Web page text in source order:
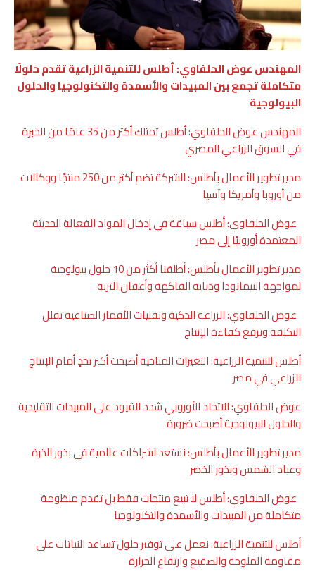
المهندس عوض الحلفاوي: أطلس للتنمية الزراعية تقدم حلولًا
متكاملة تجمع بين المبيدات والأسمدة والتكنولوجيا والحلول
البيولوجية
المهندس عوض الحلفاوي: أطلس تمتلك أكثر من 35 عامًا من الخبرة
في السوق الزراعي المصري
مدير تطوير الأعمال بأطلس: الشركة تضم أكثر من 250 منتجًا ووكالات
من أوروبا وأمريكا وآسيا
عوض الحلفاوي: أطلس سباقة في إدخال المواد الفعالة الحديثة
المعتمدة أوروبيًا إلى مصر
مدير تطوير الأعمال بأطلس: أطلقنا أكثر من 10 حلول بيولوجية
لمواجهة النيماتودا وذبابة الفاكهة وأعفان التربة
عوض الحلفاوي: الزراعة الذكية وتقنيات الأقمار الصناعية تقلل
التكلفة وترفع كفاءة الإنتاج
أطلس للتنمية الزراعية: التغيرات المناخية أصبحت أكبر تحدٍ أمام الإنتاج
الزراعي في مصر
عوض الحلفاوي: الاتحاد الأوروبي شدد القيود على المبيدات التقليدية
والحلول البيولوجية أصبحت ضرورة
مدير تطوير الأعمال بأطلس: نستعد لشراكات عالمية في بذور الذرة
وعباد الشمس وبذور الخضر
عوض الحلفاوي: أطلس لا تبيع منتجات فقط بل تقدم منظومة
متكاملة من المبيدات والأسمدة والتكنولوجيا
أطلس للتنمية الزراعية: نعمل على توفير حلول تساعد النباتات على
مقاومة الملوحة والصقيع وارتفاع الحرارة